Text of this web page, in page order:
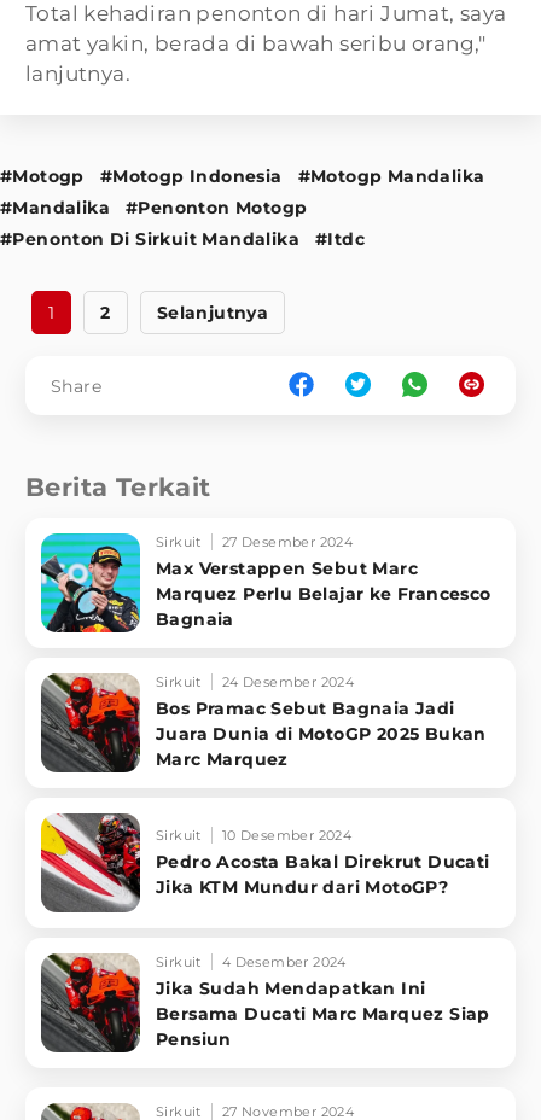
Total kehadiran penonton di hari Jumat, saya
amat yakin, berada di bawah seribu orang,"
lanjutnya.
#Motogp #Motogp Indonesia
#Motogp Mandalika
#Mandalika
#Penonton Motogp
#Penonton Di Sirkuit Mandalika
#Itdc
1 2 Selanjutnya
Share
Berita Terkait
Sirkuit 27 Desember 2024
Max Verstappen Sebut Marc
Marquez Perlu Belajar ke Francesco
Bagnaia
Sirkuit 24 Desember 2024
Bos Pramac Sebut Bagnaia Jadi
Juara Dunia di MotoGP 2025 Bukan
Marc Marquez
Sirkuit 10 Desember 2024
Pedro Acosta Bakal Direkrut Ducati
Jika KTM Mundur dari MotoGP?
Sirkuit 4 Desember 2024
Jika Sudah Mendapatkan Ini
Bersama Ducati Marc Marquez Siap
Pensiun
Sirkuit 27 November 2024